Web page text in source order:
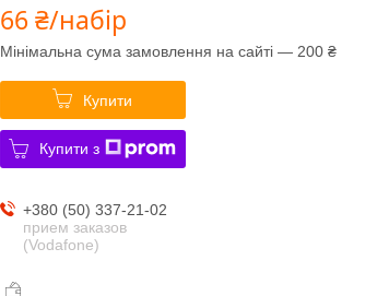
66 ₴/набір
Мінімальна сума замовлення на сайті — 200 ₴
Купити
Купити з
+380 (50) 337-21-02
прием заказов
(Vodafone)